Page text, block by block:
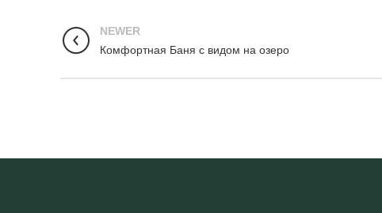
NEWER
Комфортная Баня с видом на озеро